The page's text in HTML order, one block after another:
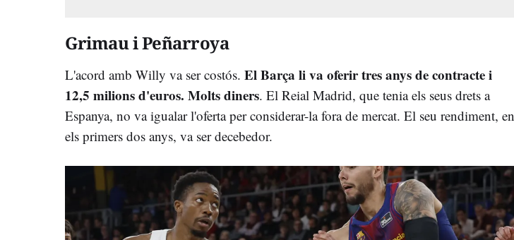
Grimau i Peñarroya
L'acord amb Willy va ser costós. El Barça li va oferir tres anys de contracte i
12,5 milions d'euros. Molts diners. El Reial Madrid, que tenia els seus drets a
Espanya, no va igualar l'oferta per considerar-la fora de mercat. El seu rendiment, en
els primers dos anys, va ser decebedor.